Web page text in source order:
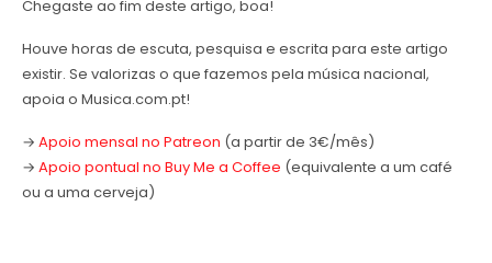
Chegaste ao fim deste artigo, boa!
Houve horas de escuta, pesquisa e escrita para este artigo
existir. Se valorizas o que fazemos pela música nacional,
apoia o Musica.com.pt!
→ Apoio mensal no Patreon (a partir de 3€/mês)
→ Apoio pontual no Buy Me a Coffee (equivalente a um café
ou a uma cerveja)